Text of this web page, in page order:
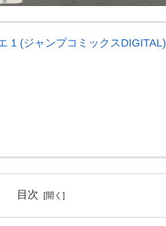
1 (ジャンプコミックスDIGITAL)
目次